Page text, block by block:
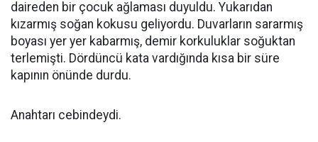
daireden bir çocuk ağlaması duyuldu. Yukarıdan
kızarmış soğan kokusu geliyordu. Duvarların sararmış
boyası yer yer kabarmış, demir korkuluklar soğuktan
terlemişti. Dördüncü kata vardığında kısa bir süre
kapının önünde durdu.
Anahtarı cebindeydi.